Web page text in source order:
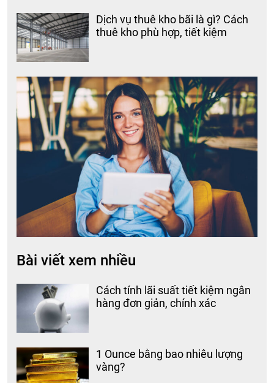
Dịch vụ thuê kho bãi là gì? Cách
thuê kho phù hợp, tiết kiệm
Bài viết xem nhiều
Cách tính lãi suất tiết kiệm ngân
hàng đơn giản, chính xác
1 Ounce bằng bao nhiêu lượng
vàng?